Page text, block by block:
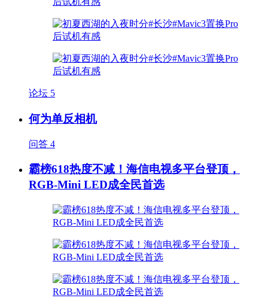
论坛 5
何为单反相机
问答 4
霸榜618热度不减！海信电视多平台登顶，
RGB-Mini LED成全民首选